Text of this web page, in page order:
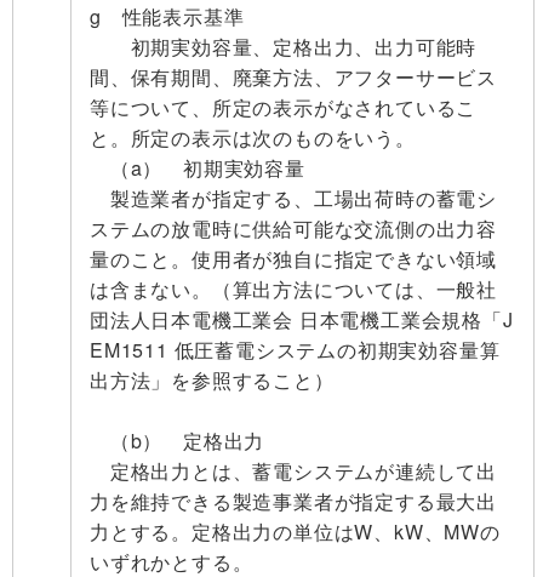
g 性能表示基準
初期実効容量、定格出力、出力可能時
間、保有期間、廃棄方法、アフターサービス
等について、所定の表示がなされているこ
と。所定の表示は次のものをいう。
（a） 初期実効容量
製造業者が指定する、工場出荷時の蓄電シ
ステムの放電時に供給可能な交流側の出力容
量のこと。使用者が独自に指定できない領域
は含まない。（算出方法については、一般社
団法人日本電機工業会 日本電機工業会規格「J
EM1511 低圧蓄電システムの初期実効容量算
出方法」を参照すること）
（b） 定格出力
定格出力とは、蓄電システムが連続して出
力を維持できる製造事業者が指定する最大出
力とする。定格出力の単位はW、kW、MWの
いずれかとする。